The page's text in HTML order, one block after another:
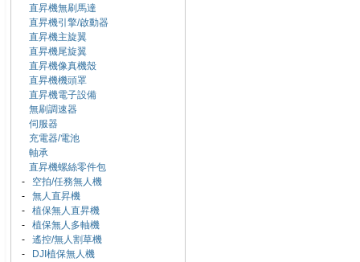
直昇機無刷馬達
直昇機引擎/啟動器
直昇機主旋翼
直昇機尾旋翼
直昇機像真機殼
直昇機機頭罩
直昇機電子設備
無刷調速器
伺服器
充電器/電池
軸承
直昇機螺絲零件包
- 空拍/任務無人機
- 無人直昇機
- 植保無人直昇機
- 植保無人多軸機
- 遙控/無人割草機
-
DJI植保無人機